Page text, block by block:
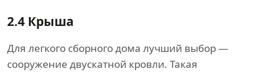
2.4 Крыша
Для легкого сборного дома лучший выбор —
сооружение двускатной кровли. Такая